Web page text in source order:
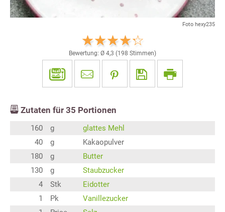
Foto hexy235
Bewertung: Ø 4,3 (198 Stimmen)
Zutaten für 35 Portionen
160 g
glattes Mehl
40
g
Kakaopulver
180
g
Butter
130
g
Staubzucker
4
Stk
Eidotter
1
Pk
Vanillezucker